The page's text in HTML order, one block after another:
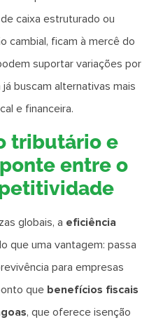
caixa estruturado ou
cambial, ficam à mercê do
suportar variações por
buscam alternativas mais
e financeira.
tributário e
entre o
globais, a eficiência
que uma vantagem: passa
para empresas
que benefícios fiscais
, que oferece isenção